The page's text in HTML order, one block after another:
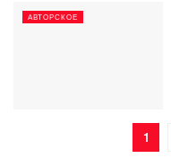
АВТОРСКОЕ
1